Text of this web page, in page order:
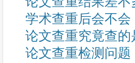
学术查重后会不会
论文查重究竟查的
论文查重检测问题